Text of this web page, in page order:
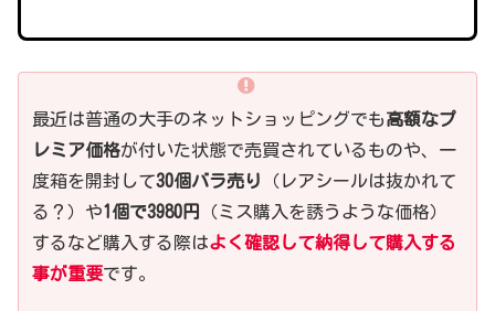
最近は普通の大手のネットショッピングでも高額なプ
レミア価格が付いた状態で売買されているものや、一
度箱を開封して30個バラ売り
（レアシールは抜かれて
る？）や1個で3980円 （ミス購入を誘うような価格）
するなど購入する際はよく確認して納得して購入する
事が重要です。